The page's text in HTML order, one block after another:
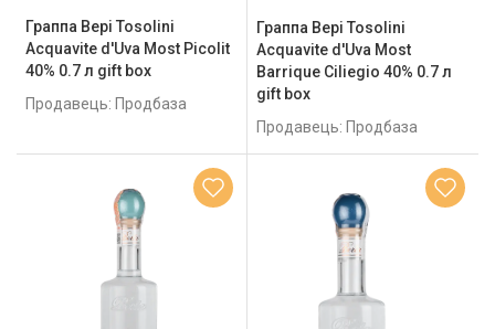
Граппа Bepi Tosolini
Acquavite d'Uva Most Picolit
40% 0.7 л gift box
Продавець: Продбаза
Граппа Bepi Tosolini
Acquavite d'Uva Most
Barrique Ciliegio 40% 0.7 л
gift box
Продавець: Продбаза